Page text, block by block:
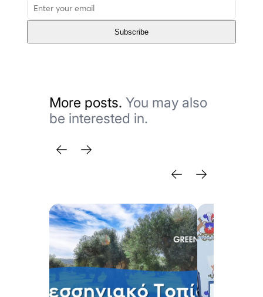
Subscribe
More posts.You may also
be interested in.